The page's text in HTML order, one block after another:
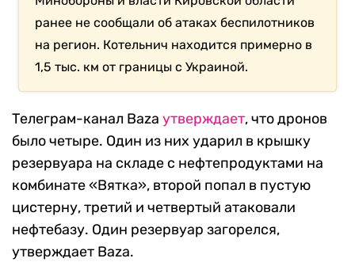
ранее не сообщали об атаках беспилотников
на регион. Котельнич находится примерно в
1,5 тыс. км от границы с Украиной.
Телеграм-канал Baza утверждает, что дронов
было четыре. Один из них ударил в крышку
резервуара на складе с нефтепродуктами на
комбинате «Вятка», второй попал в пустую
цистерну, третий и четвертый атаковали
нефтебазу. Один резервуар загорелся,
утверждает Baza.